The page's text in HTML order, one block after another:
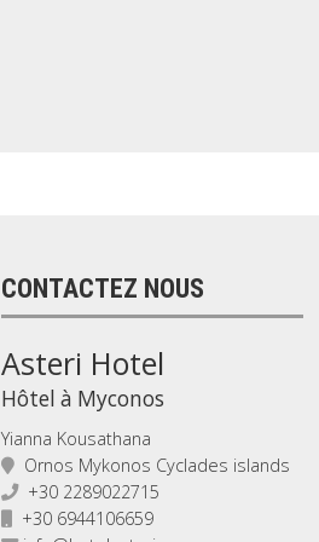
CONTACTEZ NOUS
Asteri Hotel
Hôtel à Myconos
Yianna Kousathana
Ornos Mykonos Cyclades islands
+30 2289022715
+30 6944106659